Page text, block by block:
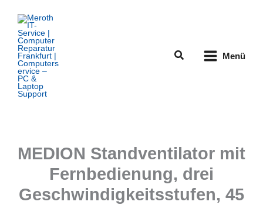
Inhalt
springen
Suchen Menü
MEDION Standventilator mit
Fernbedienung, drei
Geschwindigkeitsstufen, 45